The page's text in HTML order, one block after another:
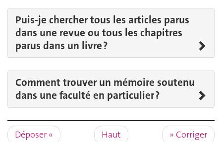
Puis-je chercher tous les articles parus
dans une revue ou tous les chapitres
parus dans un livre ?
Comment trouver un mémoire soutenu
dans une faculté en particulier ?
Déposer Corriger
Haut